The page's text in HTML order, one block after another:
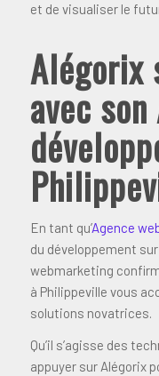
et de visualiser le
Alégorix
avec
En tant qu’Agence
du développement
webmarketing
à Philippeville vous
solutions novatrices.
Qu’il s’agisse des
appuyer sur Alégorix